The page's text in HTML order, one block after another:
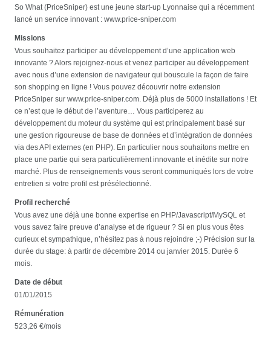
So What (PriceSniper) est une jeune start-up Lyonnaise qui a récemment
lancé un service innovant : www.price-sniper.com
Missions
Vous souhaitez participer au développement d’une application web
innovante ? Alors rejoignez-nous et venez participer au développement
avec nous d’une extension de navigateur qui bouscule la façon de faire
son shopping en ligne ! Vous pouvez découvrir notre extension
PriceSniper sur www.price-sniper.com. Déjà plus de 5000 installations ! Et
ce n’est que le début de l’aventure… Vous participerez au
développement du moteur du système qui est principalement basé sur
une gestion rigoureuse de base de données et d’intégration de données
via des API externes (en PHP). En particulier nous souhaitons mettre en
place une partie qui sera particulièrement innovante et inédite sur notre
marché. Plus de renseignements vous seront communiqués lors de votre
entretien si votre profil est présélectionné.
Profil recherché
Vous avez une déjà une bonne expertise en PHP/Javascript/MySQL et
vous savez faire preuve d’analyse et de rigueur ? Si en plus vous êtes
curieux et sympathique, n’hésitez pas à nous rejoindre ;-) Précision sur la
durée du stage: à partir de décembre 2014 ou janvier 2015. Durée 6
mois.
Date de début
01/01/2015
Rémunération
523,26 €/mois